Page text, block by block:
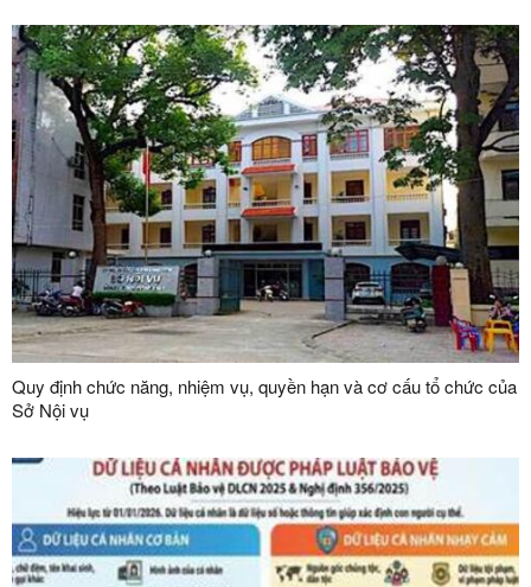
Quy định chức năng, nhiệm vụ, quyền hạn và cơ cấu tổ chức của
Sở Nội vụ